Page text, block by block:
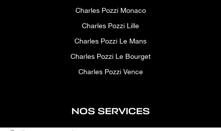
Charles Pozzi Monaco
Charles Pozzi Lille
Charles Pozzi Le Mans
Charles Pozzi Le Bourget
Charles Pozzi Vence
NOS SERVICES